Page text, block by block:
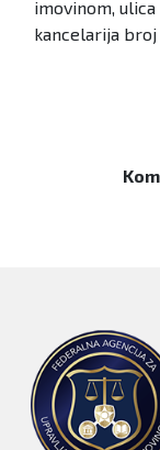
imovinom,
kancelarija broj